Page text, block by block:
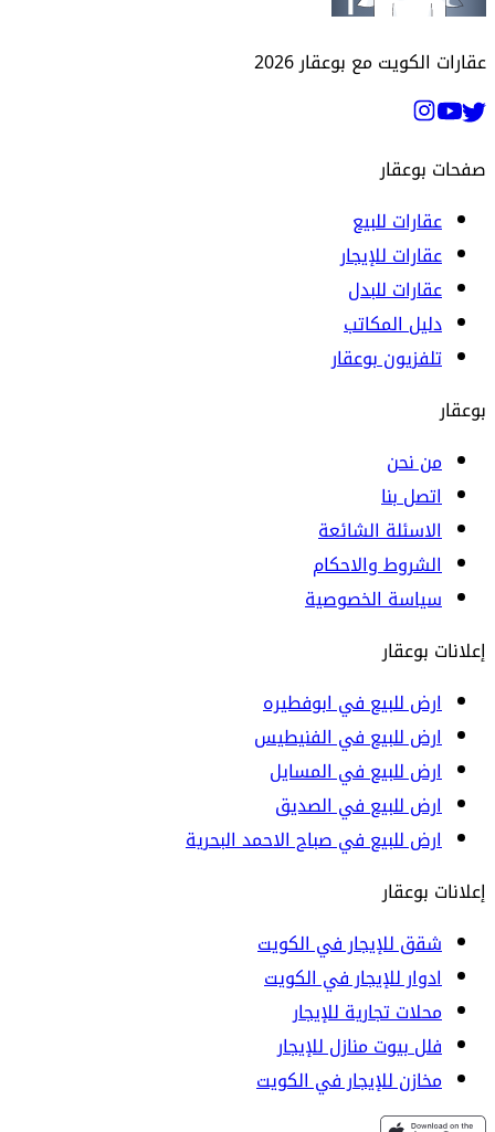
عقارات الكويت مع بوعقار2026
صفحات بوعقار
عقارات للبيع
عقارات للإيجار
عقارات للبدل
دليل المكاتب
تلفزيون بوعقار
بوعقار
من نحن
اتصل بنا
الاسئلة الشائعة
الشروط والاحكام
سياسة الخصوصية
إعلانات بوعقار
ارض للبيع في ابوفطيره
ارض للبيع في الفنيطيس
ارض للبيع في المسايل
ارض للبيع في الصديق
ارض للبيع في صباح الاحمد البحرية
إعلانات بوعقار
شقق للإيجار في الكويت
ادوار للإيجار في الكويت
محلات تجارية للإيجار
فلل بيوت منازل للإيجار
مخازن للإيجار في الكويت